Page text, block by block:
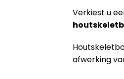
Verkiest u
afwerking